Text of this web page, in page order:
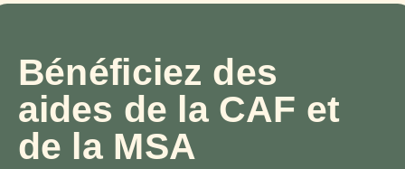
Bénéficiez des
aides de la CAF et
de la MSA